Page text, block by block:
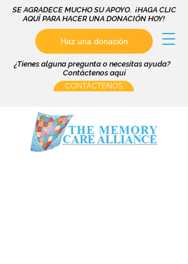
SE AGRADECE MUCHO SU APOYO. ¡HAGA CLIC
AQUÍ PARA HACER UNA DONACIÓN HOY!
Haz una donación
¿Tienes alguna pregunta o necesitas ayuda?
Contáctenos aquí
CONTÁCTENOS